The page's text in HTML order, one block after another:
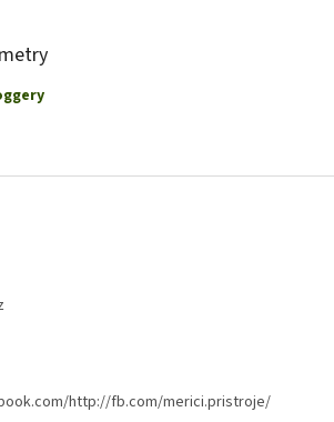
http://fb.com/merici.pristroje/